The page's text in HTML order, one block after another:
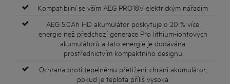
Kompatibilní se vším AEG PRO18V elektrickým nářadím
AEG 5.0Ah HD akumulátor poskytuje o 20 % více
energie než předchozí generace Pro lithium-iontových
akumulátorů a tato energie je dodávána
prostřednictvím kompaktního designu
Ochrana proti tepelnému přetížení: chrání akumulátor,
pokud je teplota příliš vysoká